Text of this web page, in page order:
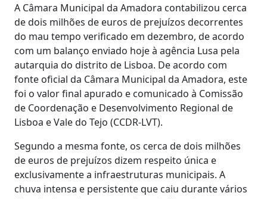
A Câmara Municipal da Amadora contabilizou cerca
de dois milhões de euros de prejuízos decorrentes
do mau tempo verificado em dezembro, de acordo
com um balanço enviado hoje à agência Lusa pela
autarquia do distrito de Lisboa. De acordo com
fonte oficial da Câmara Municipal da Amadora, este
foi o valor final apurado e comunicado à Comissão
de Coordenação e Desenvolvimento Regional de
Lisboa e Vale do Tejo (CCDR-LVT).
Segundo a mesma fonte, os cerca de dois milhões
de euros de prejuízos dizem respeito única e
exclusivamente a infraestruturas municipais. A
chuva intensa e persistente que caiu durante vários